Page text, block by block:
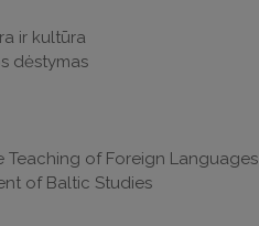
ir kultūra
dėstymas
Teaching of Foreign Languages
of Baltic Studies